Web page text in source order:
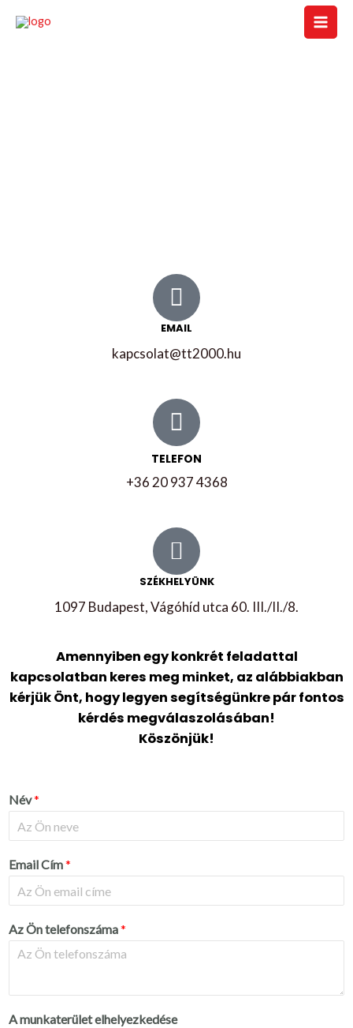
EMAIL
kapcsolat@tt2000.hu
TELEFON
+36 20 937 4368
SZÉKHELYÜNK
1097 Budapest, Vágóhíd utca 60. III./II./8.
Amennyiben egy konkrét feladattal
kapcsolatban keres meg minket, az alábbiakban
kérjük Önt, hogy legyen segítségünkre pár fontos
kérdés megválaszolásában!
Köszönjük!
Név*
Email Cím*
Az Ön telefonszáma*
A munkaterület elhelyezkedése